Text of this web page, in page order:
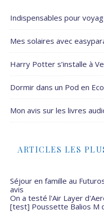
Indispensables pour
Mes solaires avec
Harry Potter s’installe à
Dormir dans un Pod en
Mon avis sur les livres
ARTICLES LES
Séjour en famille au
avis
On a testé l'Air Layer
[test] Poussette Balios M